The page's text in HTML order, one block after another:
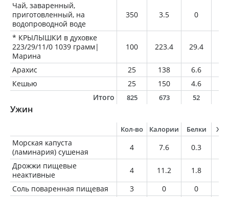
Чай, заваренный,
приготовленный, на
водопроводной воде
350 3.5 0
* КРЫЛЫШКИ в духовке
223/29/11/0 1039 грамм|
Марина
100 223.4 29.4
Арахис 25 138 6.6
Кешью
25 150 4.6
Итого
825 673 52
Ужин
Кол-во Калории Белки
Морская капуста
(ламинария) сушеная
4 7.6 0.3
Дрожжи пищевые
неактивные
4 11.2 1.8
Соль поваренная пищевая
3 0 0